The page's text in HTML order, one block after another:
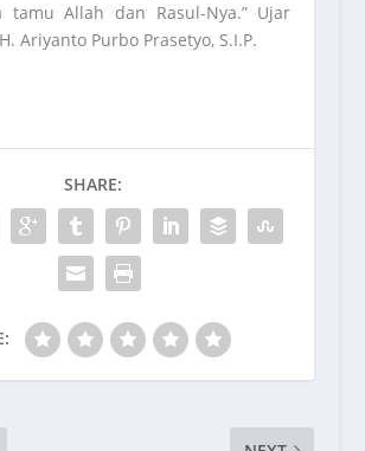
tamu Allah dan Rasul-Nya.” Ujar
Ariyanto Purbo Prasetyo, S.I.P.
SHARE: